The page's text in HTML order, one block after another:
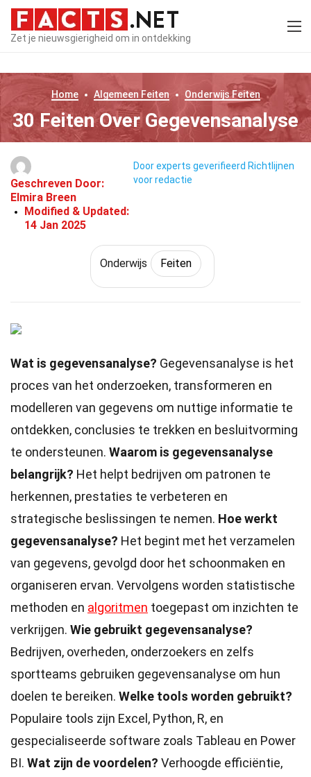
Zet je nieuwsgierigheid om in ontdekking
Home Algemeen Feiten OnderwijsFeiten
30 Feiten Over Gegevensanalyse
Geschreven Door:
Elmira Breen
Modified & Updated:
14 Jan 2025
Door experts geverifieerd Richtlijnen
voor redactie
Onderwijs Feiten
Wat is gegevensanalyse? Gegevensanalyse is het
proces van het onderzoeken, transformeren en
modelleren van gegevens om nuttige informatie te
ontdekken, conclusies te trekken en besluitvorming
te ondersteunen. Waarom is gegevensanalyse
belangrijk? Het helpt bedrijven om patronen te
herkennen, prestaties te verbeteren en
strategische beslissingen te nemen. Hoe werkt
gegevensanalyse? Het begint met het verzamelen
van gegevens, gevolgd door het schoonmaken en
organiseren ervan. Vervolgens worden statistische
methoden en algoritmen toegepast om inzichten te
verkrijgen. Wie gebruikt gegevensanalyse?
Bedrijven, overheden, onderzoekers en zelfs
sportteams gebruiken gegevensanalyse om hun
doelen te bereiken. Welke tools worden gebruikt?
Populaire tools zijn Excel, Python, R, en
gespecialiseerde software zoals Tableau en Power
BI. Wat zijn de voordelen? Verhoogde efficiëntie,